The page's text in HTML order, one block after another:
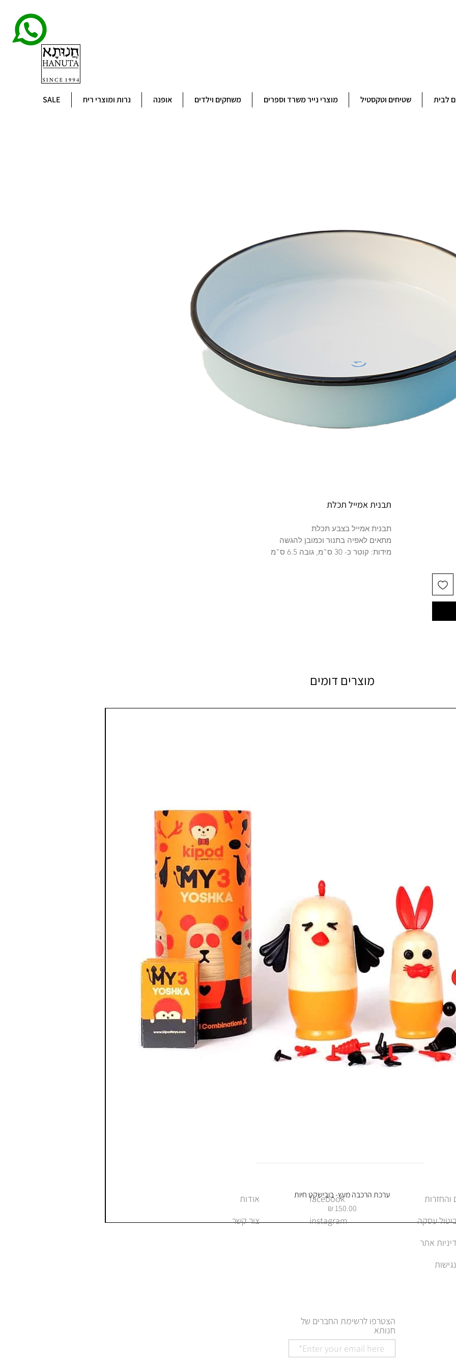
לבית שטיחים וטקסטיל מוצרי נייר משרד וספרים משחקים וילדים אופנה נרות ומוצרי ריח SALE
תבנית אמייל תכלת
תבנית אמייל בצבע תכלת
מתאים לאפיה בתנור וכמובן להגשה
מידות: קוטר כ- 30 ס"מ, גובה 6.5 ס"מ
מוצרים דומים
תצוגה מהירה
ערכת הרכבה מעץ- בובישקט חיות
מחיר
אודות
צור קשר
facebook
instagram
עסקה
אתר
הצטרפו לרשימת החברים של
חנותא